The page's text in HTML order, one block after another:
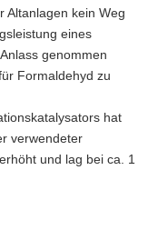
Altanlagen kein Weg
eines
genommen
Formaldehyd zu
hat
verwendeter
und lag bei ca. 1